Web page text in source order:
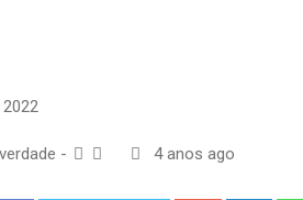
- 4 anos ago